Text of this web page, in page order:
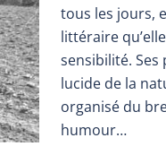
tous les jours,
littéraire
sensibilité.
lucide de la
organisé du
humour…